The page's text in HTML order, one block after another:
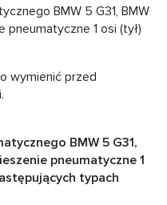
BMW 5 G31, BMW
1 osi (tył)
wymienić przed
BMW 5 G31,
pneumatyczne 1
typach